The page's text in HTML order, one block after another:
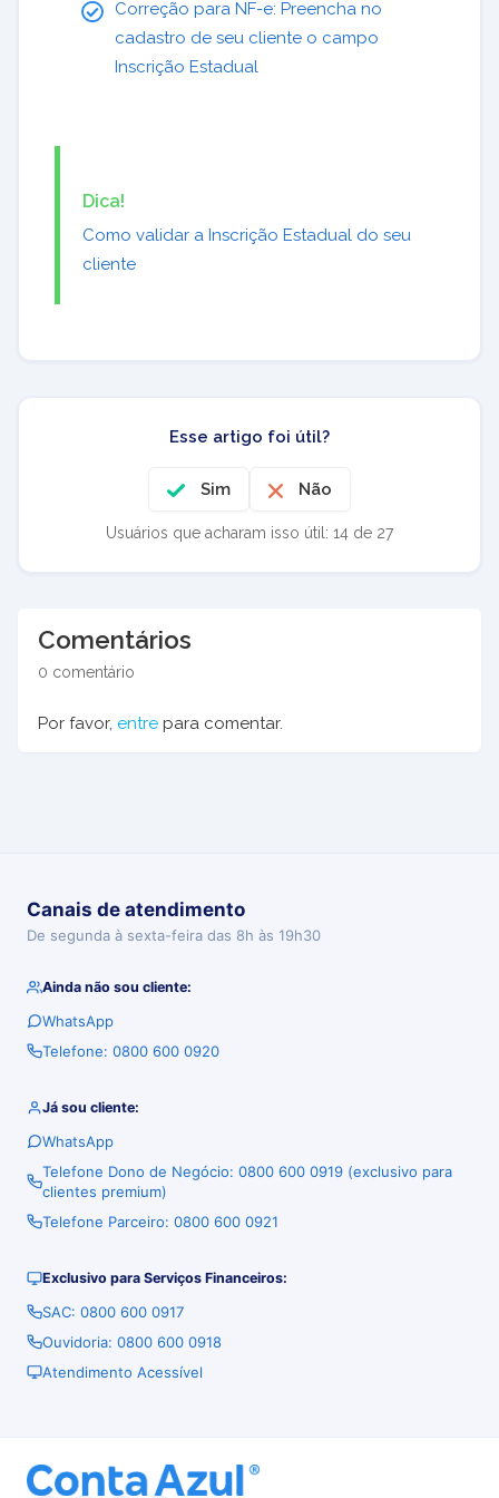
Correção para NF-e: Preencha no
cadastro de seu cliente o campo
Inscrição Estadual
Dica!
Como validar a Inscrição Estadual do seu
cliente
Esse artigo foi útil?
Sim Não
Usuários que acharam isso útil: 14 de 27
Comentários
0 comentário
Por favor, entre para comentar.
Canais de atendimento
De segunda à sexta-feira das 8h às 19h30
Ainda não sou cliente:
WhatsApp
Telefone: 0800 600 0920
Já sou cliente:
WhatsApp
Telefone Dono de Negócio: 0800 600 0919 (exclusivo para
clientes premium)
Telefone Parceiro: 0800 600 0921
Exclusivo para Serviços Financeiros:
SAC: 0800 600 0917
Ouvidoria: 0800 600 0918
Atendimento Acessível